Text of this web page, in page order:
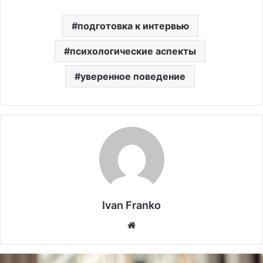
подготовка к интервью
психологические аспекты
уверенное поведение
Ivan Franko